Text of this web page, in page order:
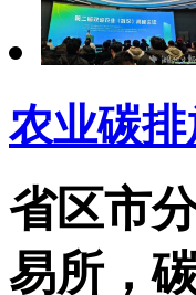
农业碳
省区市
易所，